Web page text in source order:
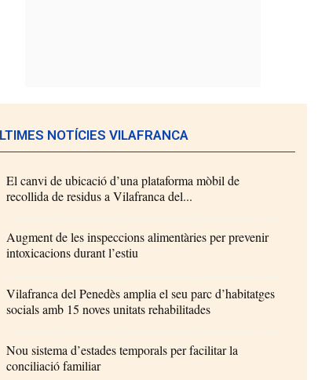
NOTÍCIES VILAFRANCA
El canvi de ubicació d’una plataforma mòbil de
recollida de residus a Vilafranca del...
Augment de les inspeccions alimentàries per prevenir
intoxicacions durant l’estiu
Vilafranca del Penedès amplia el seu parc d’habitatges
socials amb 15 noves unitats rehabilitades
Nou sistema d’estades temporals per facilitar la
conciliació familiar